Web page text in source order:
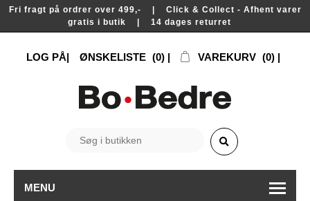
Fri fragt på ordrer over 499,- | Click & Collect - Afhent varer
gratis i butik | 14 dages returret
LOG PÅ ØNSKELISTE (0) VAREKURV (0)
MENU